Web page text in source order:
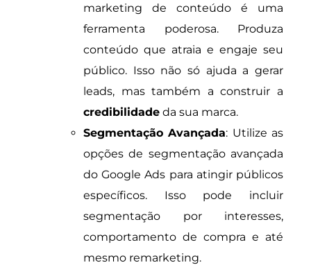
marketing de conteúdo é uma
ferramenta poderosa. Produza
conteúdo que atraia e engaje seu
público. Isso não só ajuda a gerar
leads, mas também a construir a
credibilidade da sua marca.
Segmentação Avançada: Utilize as
opções de segmentação avançada
do Google Ads para atingir públicos
específicos. Isso pode incluir
segmentação por interesses,
comportamento de compra e até
mesmo remarketing.